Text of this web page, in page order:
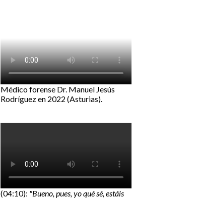
Médico forense Dr. Manuel Jesús
Rodríguez en 2022 (Asturias).
(04:10): "Bueno, pues, yo qué sé, estáis